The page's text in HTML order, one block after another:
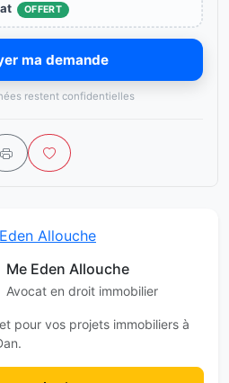
OFFERT
ma demande
restent confidentielles
Me Eden Allouche
Avocat en droit immobilier
pour vos projets immobiliers à